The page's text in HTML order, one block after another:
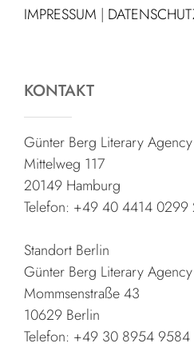
IMPRESSUM |
KONTAKT
Günter Berg Literary Agency
Mittelweg 117
20149 Hamburg
Telefon: +49 40 4414 0299
Standort Berlin
Günter Berg Literary Agency
Mommsenstraße 43
10629 Berlin
Telefon: +49 30 8954 9584